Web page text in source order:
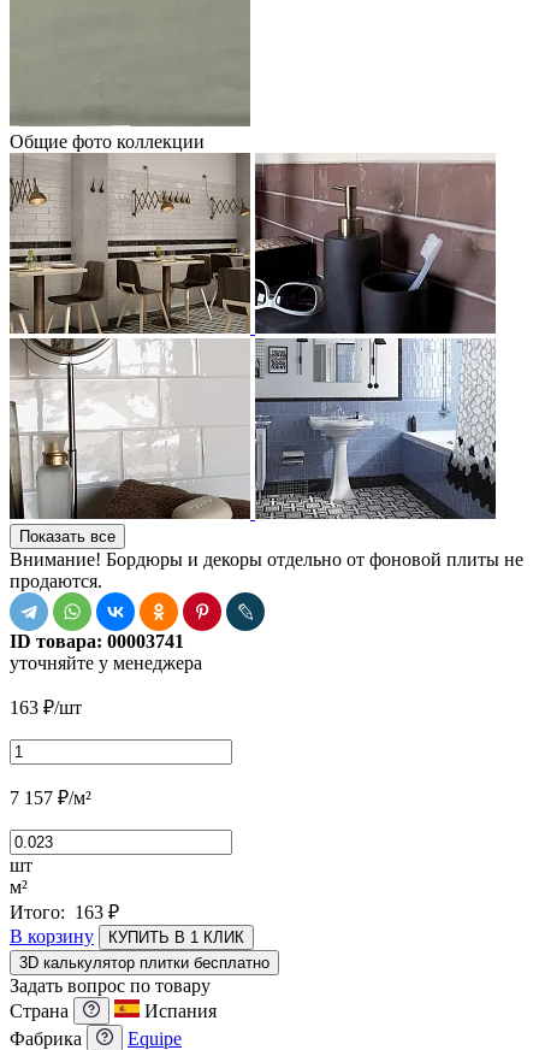
Общие фото коллекции
Показать все
Внимание! Бордюры и декоры отдельно от фоновой плиты не
продаются.
ID товара: 00003741
уточняйте у менеджера
163 ₽/шт
7 157 ₽/м²
шт
м²
Итого: 163 ₽
В корзину
КУПИТЬ В 1 КЛИК
3D калькулятор плитки бесплатно
Задать вопрос по товару
Страна
Испания
Фабрика
Equipe